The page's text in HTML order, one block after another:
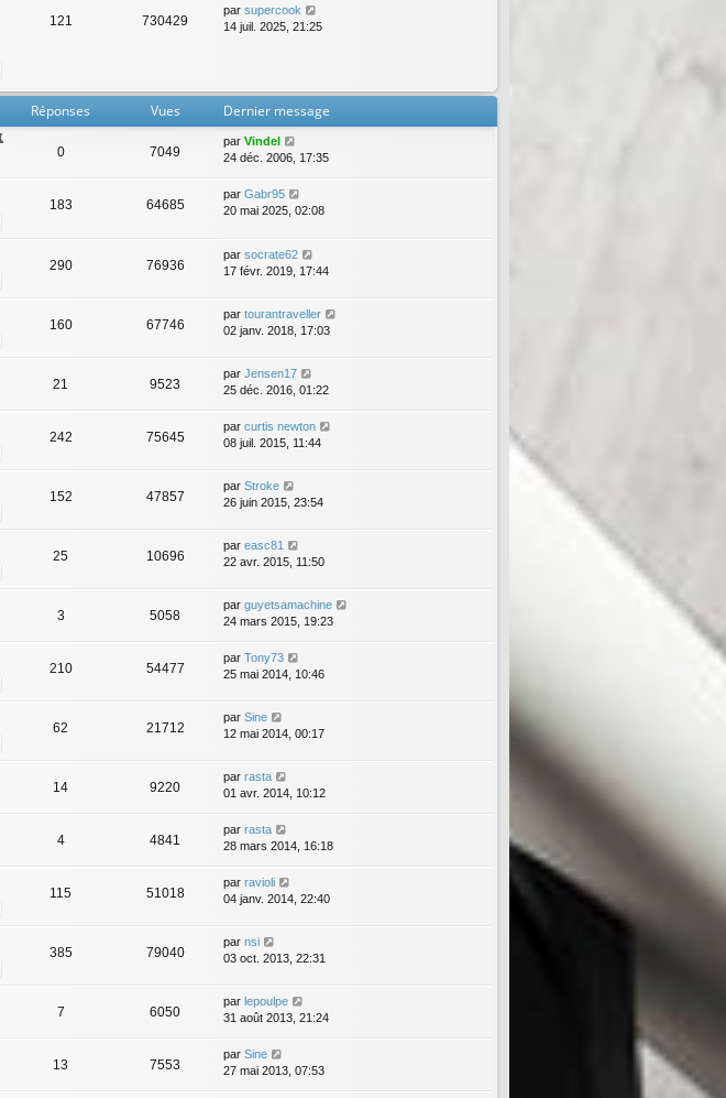
121 730429
par supercook
14 juil. 2025, 21:25
Réponses Vues Dernier message
0 7049
par Vindel
24 déc. 2006, 17:35
183 64685
par Gabr95
20 mai 2025, 02:08
290 76936
par socrate62
17 févr. 2019, 17:44
160 67746
par tourantraveller
02 janv. 2018, 17:03
21 9523
par Jensen17
25 déc. 2016, 01:22
242 75645
par curtis newton
08 juil. 2015, 11:44
152 47857
par Stroke
26 juin 2015, 23:54
25 10696
par easc81
22 avr. 2015, 11:50
3 5058
par guyetsamachine
24 mars 2015, 19:23
210 54477
par Tony73
25 mai 2014, 10:46
62 21712
par Sine
12 mai 2014, 00:17
14 9220
par rasta
01 avr. 2014, 10:12
4 4841
par rasta
28 mars 2014, 16:18
115 51018
par ravioli
04 janv. 2014, 22:40
385 79040
par nsi
03 oct. 2013, 22:31
7 6050
par lepoulpe
31 août 2013, 21:24
13 7553
par Sine
27 mai 2013, 07:53